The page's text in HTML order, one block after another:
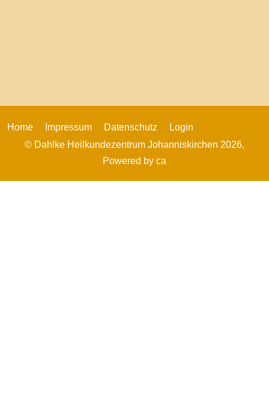
Home Impressum Datenschutz
Login
© Dahlke Heilkundezentrum Johanniskirchen 2026,
Powered by ca